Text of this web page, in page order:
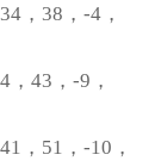
，38，-4，
43，-9，
，51，-10，